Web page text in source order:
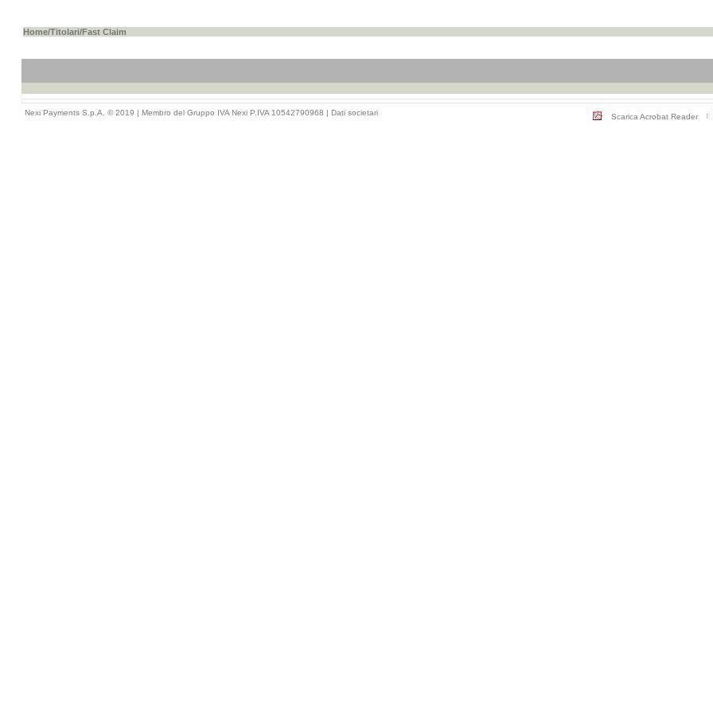
Home/Titolari/Fast Claim
Nexi Payments S.p.A. © 2019 | Membro del Gruppo IVA Nexi P.IVA 10542790968 | Dati societari Scarica Acrobat Reader